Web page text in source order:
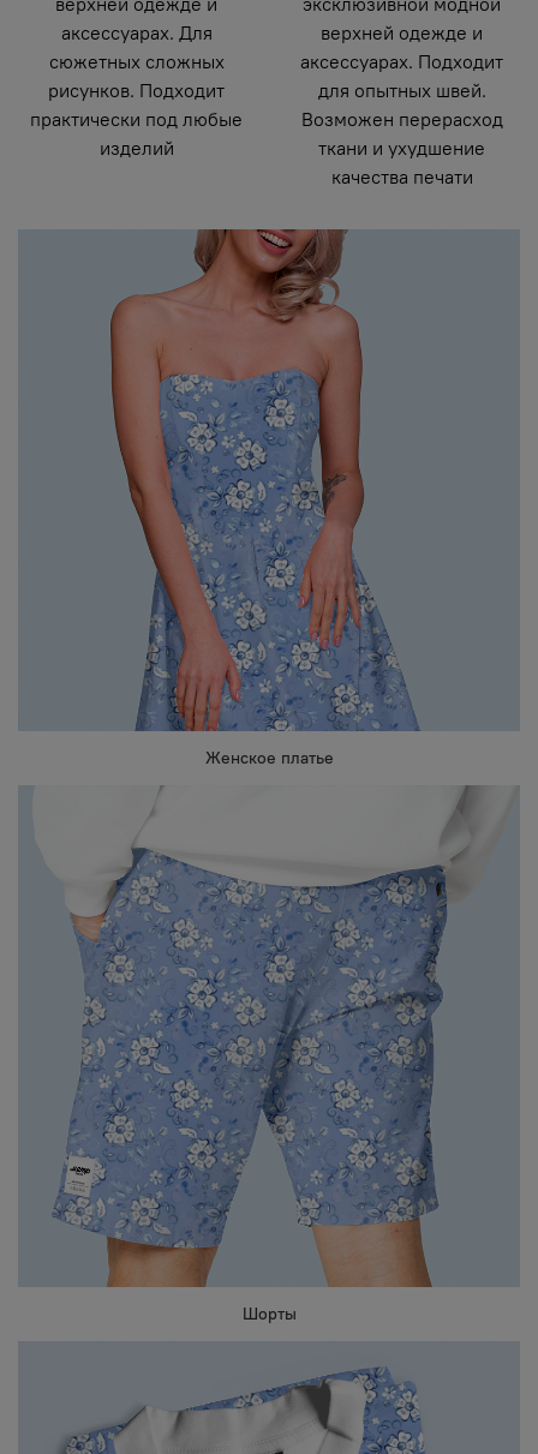
аксессуарах. Для
сюжетных сложных
рисунков. Подходит
практически под любые
изделий
верхней одежде и
аксессуарах. Подходит
для опытных швей.
Возможен перерасход
ткани и ухудшение
качества печати
Женское платье
Шорты